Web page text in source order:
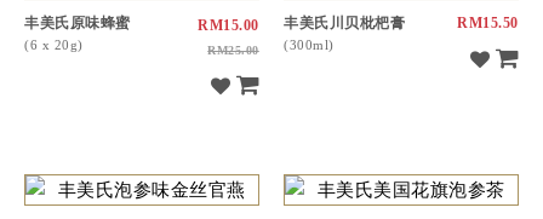
丰美氏原味蜂蜜
(6 x 20g)
RM15.00
RM25.00
丰美氏川贝枇杷膏
(300ml)
RM15.50